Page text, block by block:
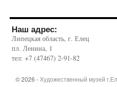
Наш адрес:
Липецкая область, г. Елец
пл. Ленина, 1
тел: +7 (47467) 2-91-82
© 2026 - Художественный музей